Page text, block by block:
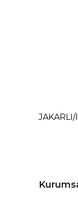
JAKARLI/